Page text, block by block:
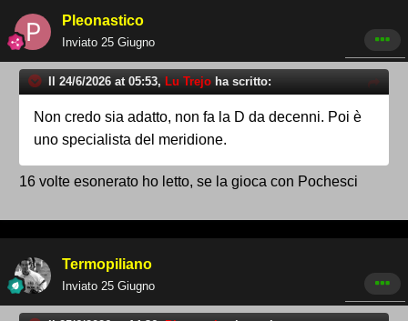
Pleonastico
Inviato 25 Giugno
Il 24/6/2026 at 05:53, Lu Trejo ha scritto:
Non credo sia adatto, non fa la D da decenni. Poi è
uno specialista del meridione.
16 volte esonerato ho letto, se la gioca con Pochesci
Termopiliano
Inviato 25 Giugno